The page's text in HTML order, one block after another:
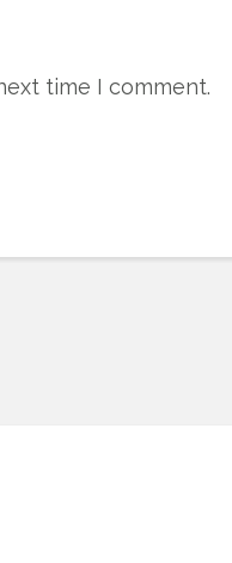
time I comment.